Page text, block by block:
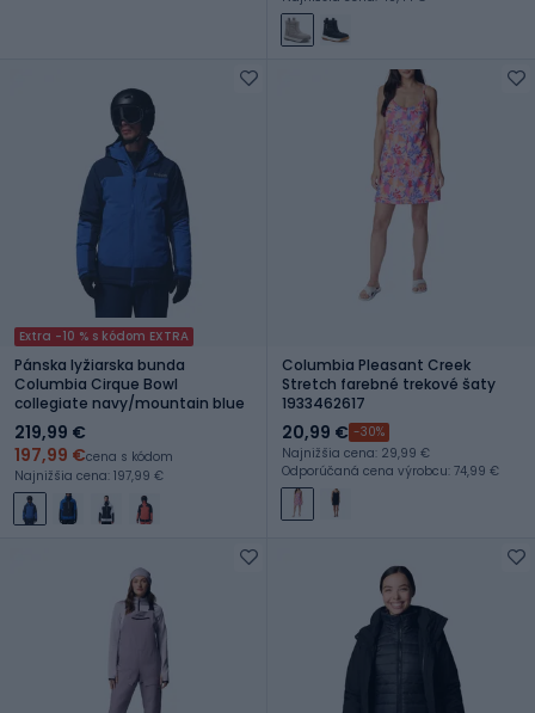
Extra -10 % s kódom EXTRA
Pánska lyžiarska bunda
Columbia Cirque Bowl
collegiate navy/mountain blue
219,99 €
197,99 €cena s kódom
Najnižšia cena: 197,99 €
Columbia Pleasant Creek
Stretch farebné trekové šaty
1933462617
20,99 € -30%
Najnižšia cena: 29,99 €
Odporúčaná cena výrobcu: 74,99 €